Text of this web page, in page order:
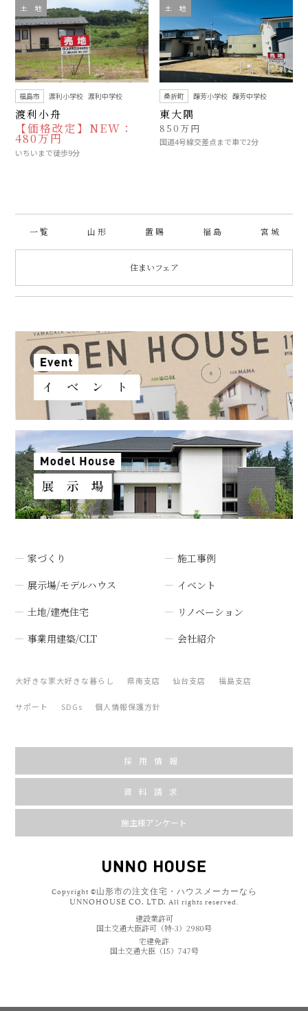
土 地
福島市 渡利小学校 渡利中学校
渡利小舟
【価格改定】NEW：
480万円
いちいまで徒歩9分
土 地
桑折町 醸芳小学校 醸芳中学校
東大隅
850万円
国道4号線交差点まで車で2分
一 覧 山 形 置 賜 福 島 宮 城
住まいフェア
家づくり
施工事例
展示場/モデルハウス
イベント
土地/建売住宅
リノベーション
事業用建築/CLT
会社紹介
大好きな家大好きな暮らし 県南支店 仙台支店 福島支店
サポート SDGs 個人情報保護方針
採用情報
資料請求
施主様アンケート
Copyright ©山形市の注文住宅・ハウスメーカーなら
UNNOHOUSE CO. LTD. All rights reserved.
建設業許可
国土交通大臣許可（特-3）2980号
宅建免許
国土交通大臣（15）747号